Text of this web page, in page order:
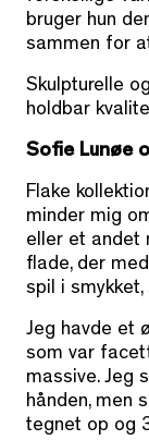
bruger hun
sammen for
Skulpturelle
holdbar
Sofie Lunøe
Flake
minder mig
eller et andet
flade, der
spil i
Jeg havde et
som var
massive. Jeg
hånden, men
tegnet op og